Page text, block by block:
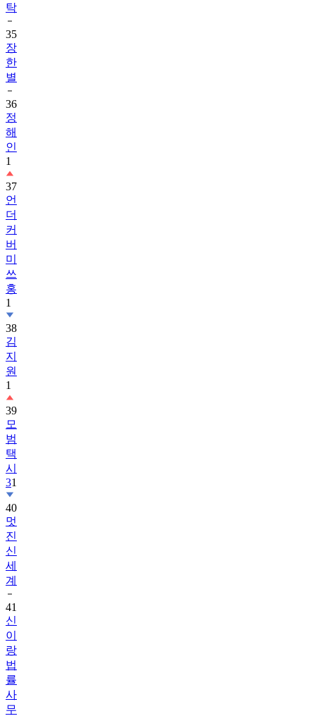
탁
35
장
한
별
36
정
해
인
1
37
언
더
커
버
미
쓰
홍
1
38
김
지
원
1
39
모
범
택
시
31
40
멋
진
신
세
계
41
신
이
랑
법
률
사
무